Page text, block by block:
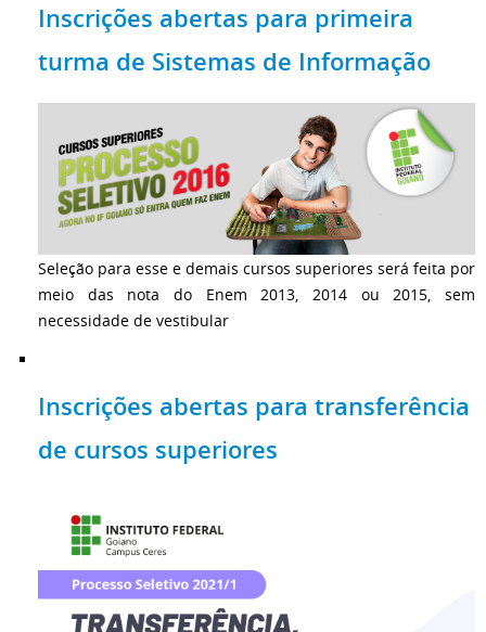
Inscrições abertas para primeira
turma de Sistemas de Informação
Seleção para esse e demais cursos superiores será feita por
meio das nota do Enem 2013, 2014 ou 2015, sem
necessidade de vestibular
Inscrições abertas para transferência
de cursos superiores